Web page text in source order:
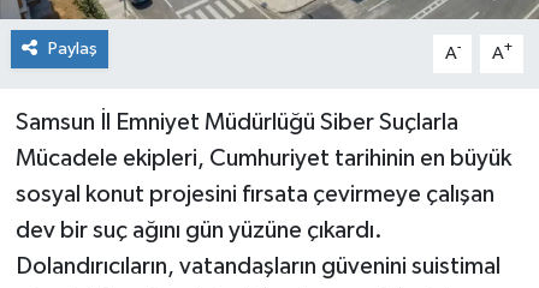
Paylaş A- A+
Samsun İl Emniyet Müdürlüğü Siber Suçlarla
Mücadele ekipleri, Cumhuriyet tarihinin en büyük
sosyal konut projesini fırsata çevirmeye çalışan
dev bir suç ağını gün yüzüne çıkardı.
Dolandırıcıların, vatandaşların güvenini suistimal